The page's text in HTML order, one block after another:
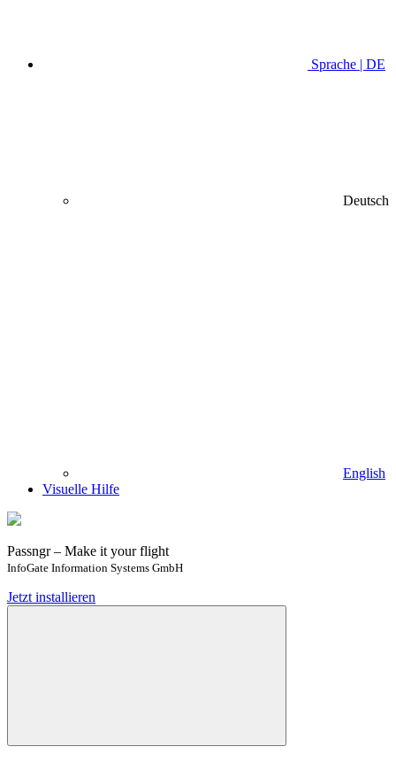
Sprache | DE
Deutsch
English
Visuelle Hilfe
Passngr – Make it your flight
InfoGate Information Systems GmbH
Jetzt installieren